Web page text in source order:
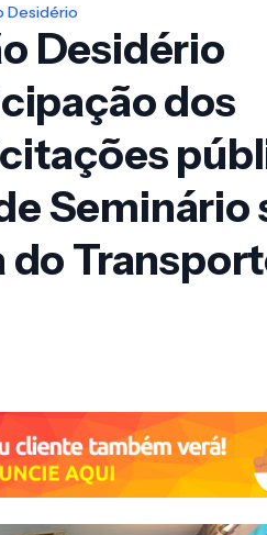
Desidério
Desidério
dos
Seminário
do